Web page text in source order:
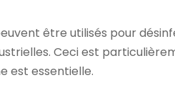
être utilisés pour
Ceci est
est essentielle.